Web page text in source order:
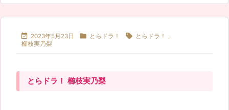
 2023年5月23日  とらドラ！  とらドラ！
,
櫛枝実乃梨
とらドラ！ 櫛枝実乃梨